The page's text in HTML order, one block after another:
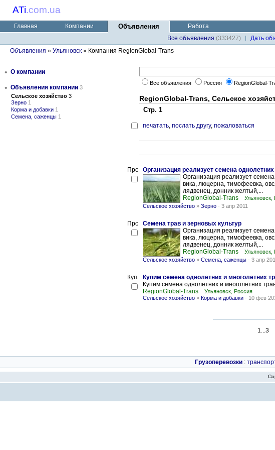
ATi.com.ua
Главная Компании Объявления
Работа
Все объявления (333427)
Дaть
Объявления » Ульяновск » Компания RegionGlobal-Trans
• О компании
• Объявления компании 3
Сельское хозяйство 3
Зерно 1
Корма и добавки 1
Семена, саженцы 1
Все объявления Россия RegionGlobal-
RegionGlobal-Trans, Сельское
Стр. 1
печатать, послать другу, пожаловаться
Организация реализует семена
Организация реализует
вика, люцерна, тимофеевка,
лядвенец, донник желтый,...
RegionGlobal-Trans
Ульяновск,
Сельское хозяйство » Зерно - 3 апр 2011
Семена трав и зерновых культур
Организация реализует
вика, люцерна, тимофеевка,
лядвенец, донник желтый,...
RegionGlobal-Trans
Ульяновск,
Сельское хозяйство » Семена, саженцы - 3 апр
Купим семена однолетних и многолетних
Купим семена однолетних и многолетних
RegionGlobal-Trans
Ульяновск, Россия
Сельское хозяйство » Корма и добавки - 10 фев
1...3
Грузоперевозки :